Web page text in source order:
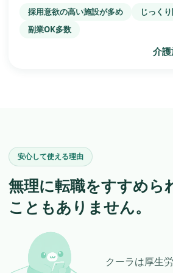
採用意欲の高い施設が多め
じっく
副業OK多数
介
安心して使える理由
無理に転職をすすめら
こともありません。
クーラは厚生